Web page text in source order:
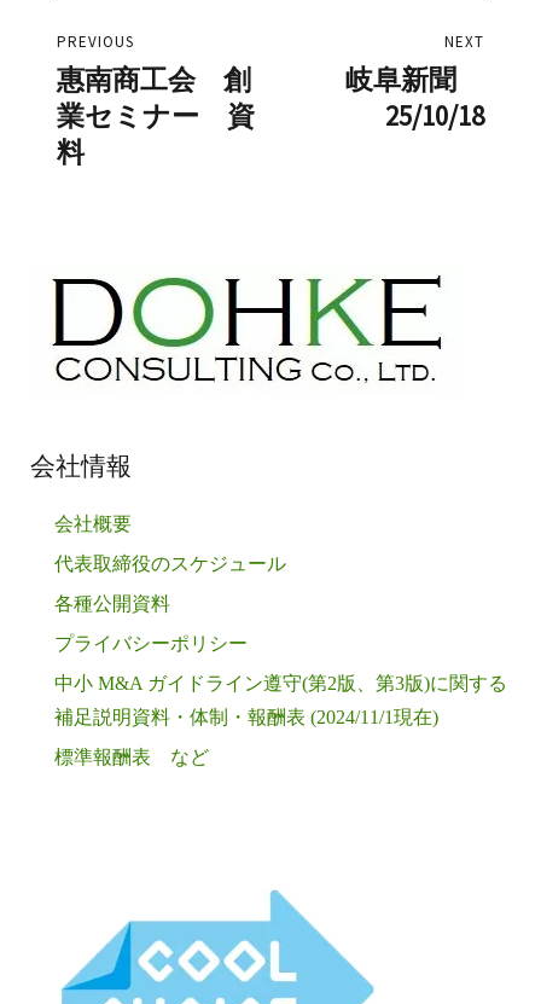
稿
ナ
ビ
ー
ョ
PREVIOUS
Previous
post:
惠南商工会 創
業セミナー 資
料
NEXT
岐阜新聞
25/10/18
会社情報
会社概要
代表取締役のスケジュール
各種公開資料
プライバシーポリシー
中小 M&A ガイドライン遵守(第2版、第3版)に関する
補足説明資料・体制・報酬表 (2024/11/1現在)
標準報酬表 など